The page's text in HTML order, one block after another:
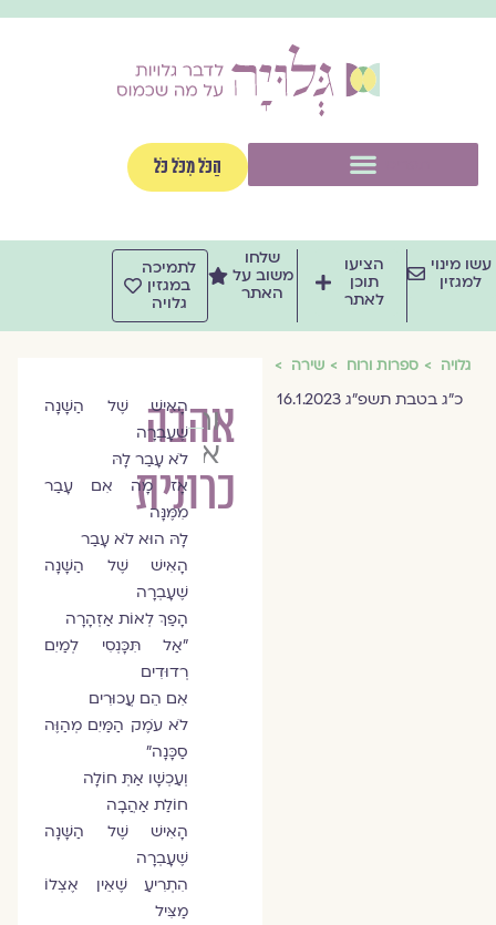
הַכֹּל מִכֹּל כֹּל
מינוי
למגזין
הציעו
תוכן
לאתר
שלחו
משוב על
האתר
לתמיכה
במגזין
גלויה
גלויה ספרות ורוח שירה
כ״ג בטבת תשפ״ג 16.1.2023
אהבה
כרונית
ורדה
אליעזר
הָאִישׁ שֶׁל הַשָּׁנָה
שֶׁעָבְרָה
לֹא עָבַר לָהּ
אָז מָה אִם עָבַר
מִמֶּנָּה
לָהּ הוּא לֹא עָבַר
הָאִישׁ שֶׁל הַשָּׁנָה
שֶׁעָבְרָה
הָפַךְ לְאוֹת אַזְהָרָה
"אַל תִּכָּנְסִי לְמַיִם
רְדוּדִים
אִם הֵם עֲכוּרִים
לֹא עֹמֶק הַמַּיִם מְהַוֶּה
סַכָּנָה"
וְעַכְשָׁו אַתְּ חוֹלָה
חוֹלַת אַהֲבָה
הָאִישׁ שֶׁל הַשָּׁנָה
שֶׁעָבְרָה
הִתְרִיעַ שֶׁאֵין אֶצְלוֹ
מַצִּיל